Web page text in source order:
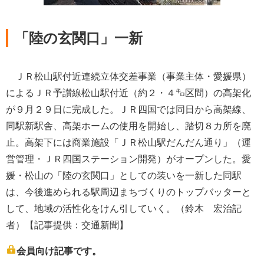
「陸の玄関口」一新
ＪＲ松山駅付近連続立体交差事業（事業主体・愛媛県）
によるＪＲ予讃線松山駅付近（約２・４㌔区間）の高架化
が９月２９日に完成した。ＪＲ四国では同日から高架線、
同駅新駅舎、高架ホームの使用を開始し、踏切８カ所を廃
止。高架下には商業施設「ＪＲ松山駅だんだん通り」（運
営管理・ＪＲ四国ステーション開発）がオープンした。愛
媛・松山の「陸の玄関口」としての装いを一新した同駅
は、今後進められる駅周辺まちづくりのトップバッターと
して、地域の活性化をけん引していく。（鈴木 宏治記
者）【記事提供：交通新聞】
会員向け記事です。